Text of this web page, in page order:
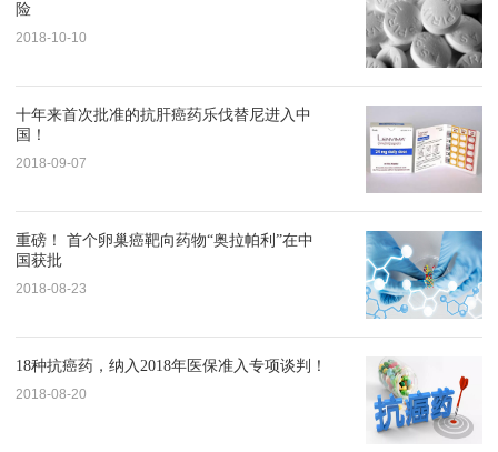
险
2018-10-10
十年来首次批准的抗肝癌药乐伐替尼进入中
国！
2018-09-07
重磅！ 首个卵巢癌靶向药物“奥拉帕利”在中
国获批
2018-08-23
18种抗癌药，纳入2018年医保准入专项谈判！
2018-08-20